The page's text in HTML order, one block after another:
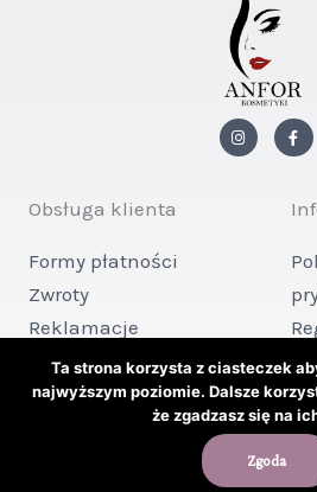
n
s
F
a
c
o
o
f
Obsługa klienta
Formy płatności
Zwroty
Reklamacje
Kontakt
Copyright © 2026 ANFOR
Powered by ANFOR
Ta strona korzysta z ciasteczek
najwyższym poziomie. Dalsze
że zgadzasz się na
Zgoda